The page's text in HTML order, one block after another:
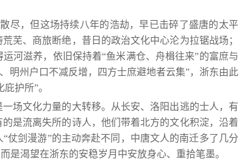
尽，但这场持续八年的浩劫，早已击碎了盛唐的太平
芜、商旅断绝，昔日的政治文化中心沦为拉锯战场；
河滋养，依旧保持着“鱼米满仓、舟楫往来”的富庶与
明州户口不减反增，四方士庶避地者云集”，浙东由此
护所”。
场文化力量的大转移。从长安、洛阳出逃的士人，有
是流离失所的诗人，他们带着北方的文化积淀，沿着
仗剑漫游”的主动奔赴不同，中唐文人的南迁多了几分
渴望在浙东的安稳岁月中安放身心、重拾笔墨。